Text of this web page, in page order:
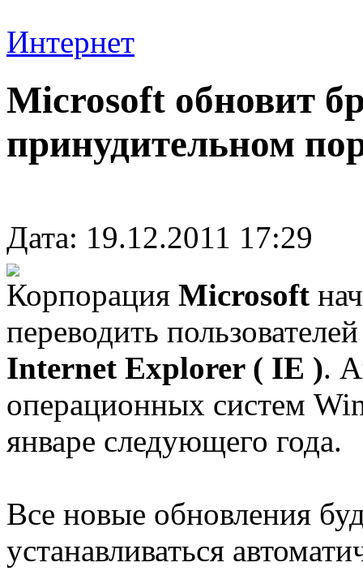
Интернет
Microsoft обновит
принудительном
Дата: 19.12.2011 17:29
Корпорация Microsoft
переводить
Internet Explorer ( IE ).
операционных систем
январе следующего года.
Все новые обновления
устанавливаться